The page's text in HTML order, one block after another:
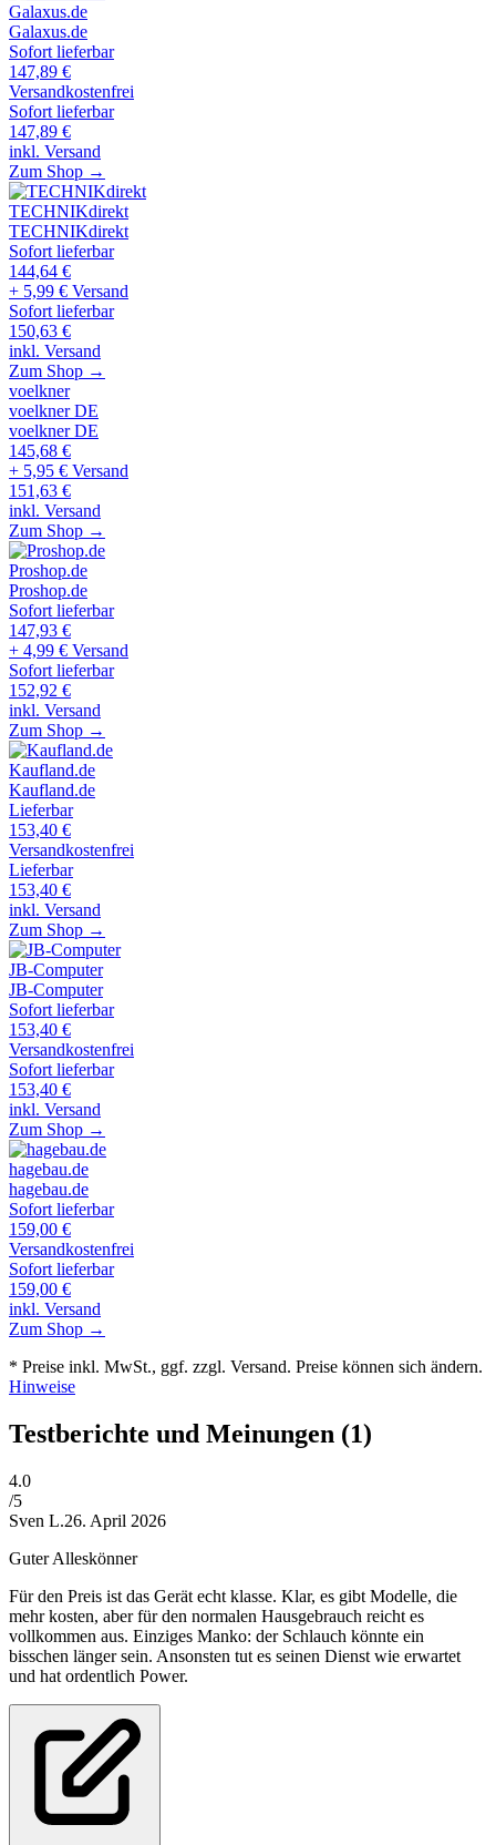
Galaxus.de
Galaxus.de
Sofort lieferbar
147,89 €
Versandkostenfrei
Sofort lieferbar
147,89 €
inkl. Versand
Zum Shop →
TECHNIKdirekt
TECHNIKdirekt
Sofort lieferbar
144,64 €
+ 5,99 € Versand
Sofort lieferbar
150,63 €
inkl. Versand
Zum Shop →
voelkner
voelkner DE
voelkner DE
145,68 €
+ 5,95 € Versand
151,63 €
inkl. Versand
Zum Shop →
Proshop.de
Proshop.de
Sofort lieferbar
147,93 €
+ 4,99 € Versand
Sofort lieferbar
152,92 €
inkl. Versand
Zum Shop →
Kaufland.de
Kaufland.de
Lieferbar
153,40 €
Versandkostenfrei
Lieferbar
153,40 €
inkl. Versand
Zum Shop →
JB-Computer
JB-Computer
Sofort lieferbar
153,40 €
Versandkostenfrei
Sofort lieferbar
153,40 €
inkl. Versand
Zum Shop →
hagebau.de
hagebau.de
Sofort lieferbar
159,00 €
Versandkostenfrei
Sofort lieferbar
159,00 €
inkl. Versand
Zum Shop →
* Preise inkl. MwSt., ggf. zzgl. Versand. Preise können sich ändern.
Hinweise
Testberichte und Meinungen (1)
4.0
/5
Sven L.26. April 2026
Guter Alleskönner
Für den Preis ist das Gerät echt klasse. Klar, es gibt Modelle, die
mehr kosten, aber für den normalen Hausgebrauch reicht es
vollkommen aus. Einziges Manko: der Schlauch könnte ein
bisschen länger sein. Ansonsten tut es seinen Dienst wie erwartet
und hat ordentlich Power.